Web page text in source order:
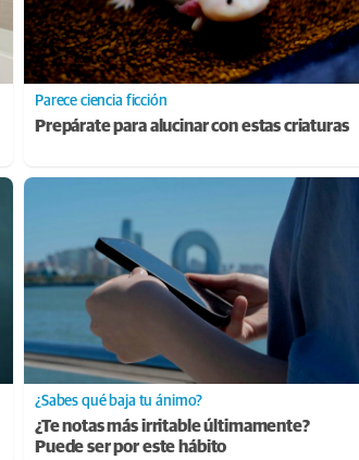
Parece ciencia ficción
Prepárate para alucinar con estas criaturas
¿Sabes qué baja tu ánimo?
¿Te notas más irritable últimamente?
Puede ser por este hábito